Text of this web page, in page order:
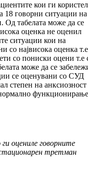
кои ги
18 говорни ситуации на
Од та­белата може да се
оценка не оценил
си­туа­ции кои на
со највисока оценка т.е
со по­нис­ки оцени т.е
може да се
се оце­нувани со СУД
степен на анксиозност
оцениле говорните
третман